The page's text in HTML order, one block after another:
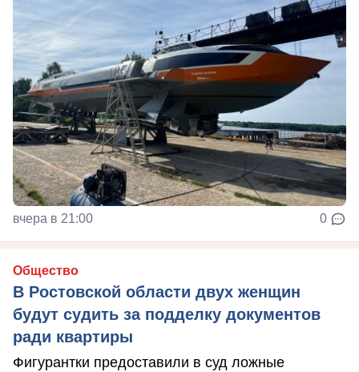
вчера в 21:00 0
Общество
В Ростовской области двух женщин
будут судить за подделку документов
ради квартиры
Фигурантки предоставили в суд ложные